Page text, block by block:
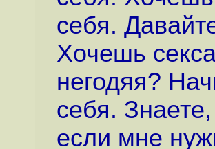
себя.
Хочешь
негодяя?
себя.
если мне